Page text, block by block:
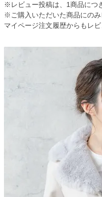
※レビュー投稿は、1商品につ
※ご購入いただいた商品にのみ
マイページ注文履歴からもレビ